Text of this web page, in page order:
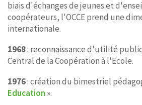
biais d'échanges de jeunes et
coopérateurs, l'OCCE prend une
internationale.
1968: reconnaissance d'utilité
Central de la Coopération à l'Ecole.
1976: création du bimestriel
Education ».